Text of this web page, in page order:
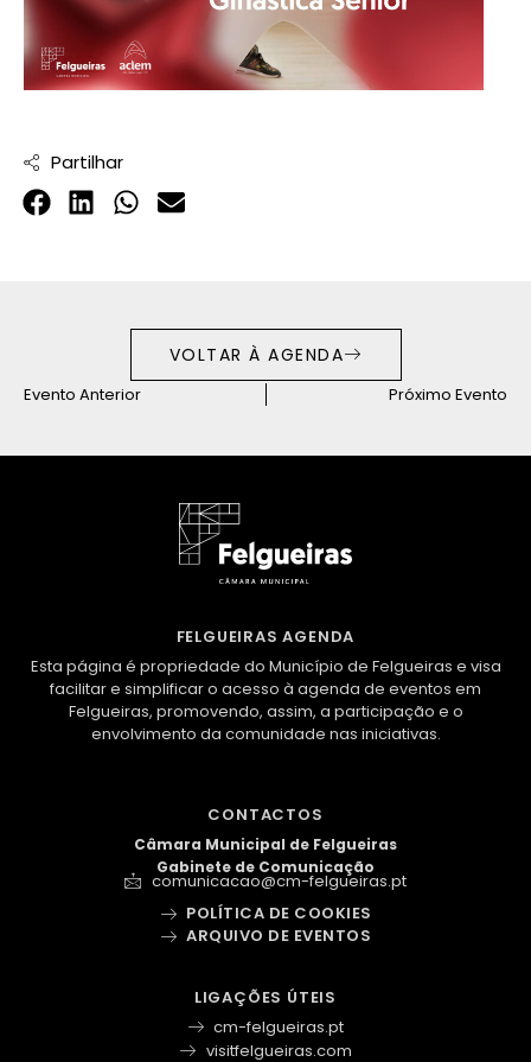
Partilhar
VOLTAR À AGENDA
Evento Anterior Próximo Evento
FELGUEIRAS AGENDA
Esta página é propriedade do Município de Felgueiras e visa
facilitar e simplificar o acesso à agenda de eventos em
Felgueiras, promovendo, assim, a participação e o
envolvimento da comunidade nas iniciativas.
CONTACTOS
Câmara Municipal de Felgueiras
Gabinete de Comunicação
comunicacao@cm-felgueiras.pt
POLÍTICA DE COOKIES
ARQUIVO DE EVENTOS
LIGAÇÕES ÚTEIS
cm-felgueiras.pt
visitfelgueiras.com